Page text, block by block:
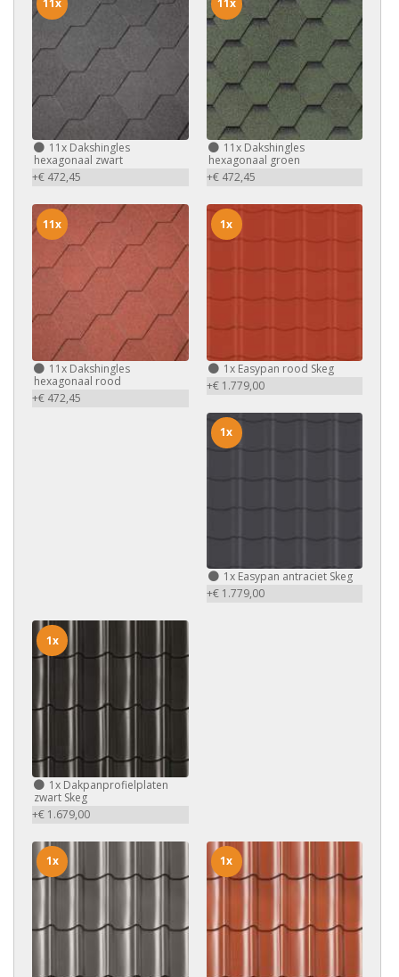
11x Dakshingles
hexagonaal zwart
+€ 472,45
11x
11xDakshingles
hexagonaal groen
+€ 472,45
11x
11x Dakshingles
hexagonaal rood
+€ 472,45
11x
1xEasypan rood Skeg
+€ 1.779,00
1x
1xEasypan antraciet Skeg
+€ 1.779,00
1x
1x Dakpanprofielplaten
zwart Skeg
+€ 1.679,00
1x
1x 1x